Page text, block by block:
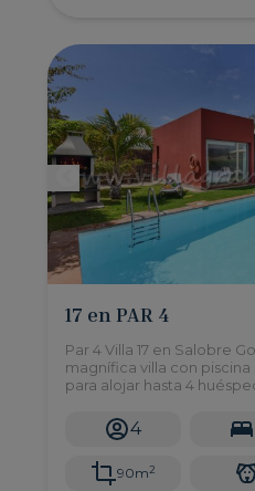
17 en PAR 4
Par 4 Villa 17 en Salobre
magnífica villa con
para alojar hasta 4
4
90m2